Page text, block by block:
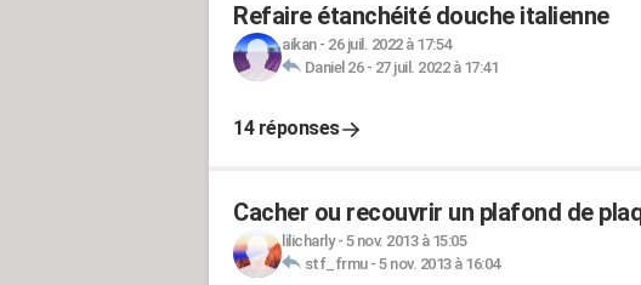
Refaire étanchéité douche italienne
aikan- 26 juil. 2022 à 17:54
Daniel 26- 27 juil. 2022 à 17:41
14 réponses
Cacher ou recouvrir un plafond de
lilicharly- 5 nov. 2013 à 15:05
stf_frmu- 5 nov. 2013 à 16:04